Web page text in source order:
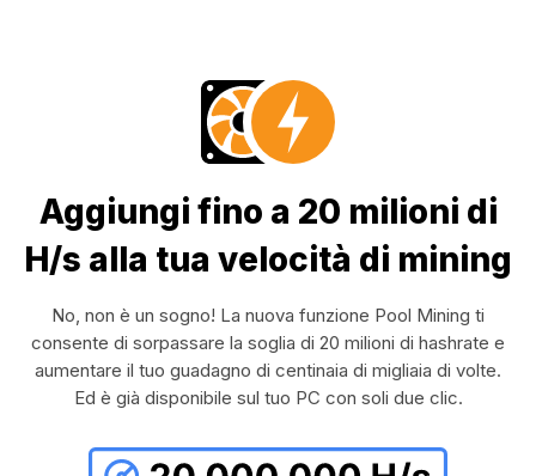
Aggiungi fino a 20 milioni di
H/s alla tua velocità di mining
No, non è un sogno! La nuova funzione Pool Mining ti
consente di sorpassare la soglia di 20 milioni di hashrate e
aumentare il tuo guadagno di centinaia di migliaia di volte.
Ed è già disponibile sul tuo PC con soli due clic.